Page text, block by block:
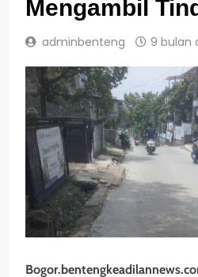
Mengambil
adminbenteng 9 bulan